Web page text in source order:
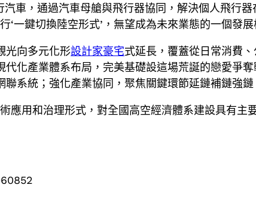
汽車，通過汽車母艙與飛行器協同，解決個人飛行
‘一鍵切換陸空形式’，無望成為未來業態的一個發
光向多元化形設計家豪宅式延長，覆蓋從日常消費
代化產業體系布局，完美基礎設這場荒誕的戀愛爭
系統；強化產業協同，聚焦關鍵環節延鏈補鏈強
應用和治理形式，對全國高空經濟體系建設具有主